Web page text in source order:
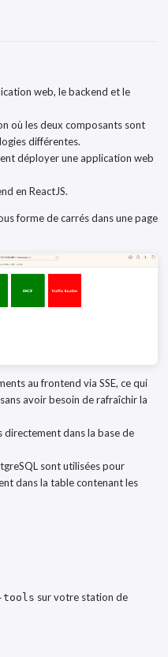
web, le backend et le
où les deux composants sont
différentes.
déployer une application web
en ReactJS.
forme de carrés dans une page
au frontend via SSE, ce qui
avoir besoin de rafraîchir la
dans la base de
sont utilisées pour
dans la table contenant les
tools sur votre station de